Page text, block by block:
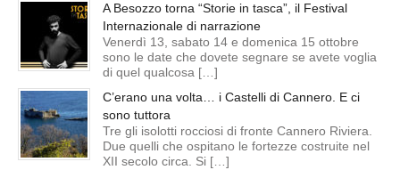
A Besozzo torna “Storie in tasca”, il Festival
Internazionale di narrazione
Venerdì 13, sabato 14 e domenica 15 ottobre
sono le date che dovete segnare se avete voglia
di quel qualcosa […]
C’erano una volta… i Castelli di Cannero. E ci
sono tuttora
Tre gli isolotti rocciosi di fronte Cannero Riviera.
Due quelli che ospitano le fortezze costruite nel
XII secolo circa. Si […]